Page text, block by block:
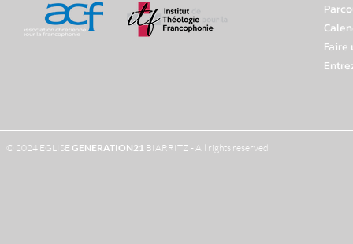
Faire
© 2024 EGLISE GENERATION21 BIARRITZ - All rights reserved